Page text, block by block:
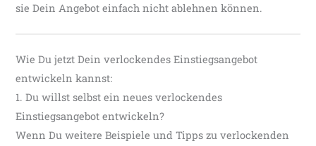
sie Dein Angebot einfach nicht ablehnen können.
Wie Du jetzt Dein verlockendes Einstiegsangebot
entwickeln kannst:
1. Du willst selbst ein neues verlockendes
Einstiegsangebot entwickeln?
Wenn Du weitere Beispiele und Tipps zu verlockenden